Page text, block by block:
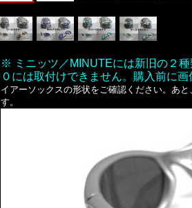
※ ミニッツ／MINUTEには新旧の２
０には取付けできません。購入前に
イアーソックスの形状をご確認ください。あ
す。